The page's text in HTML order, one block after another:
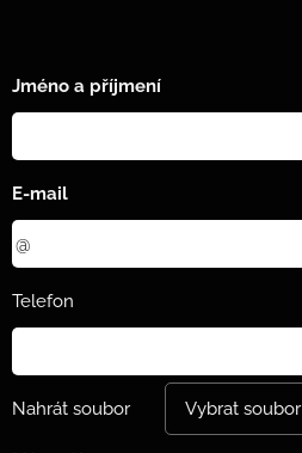
Jméno a příjmení
E-mail
Telefon
Nahrát soubor Vybrat soubor